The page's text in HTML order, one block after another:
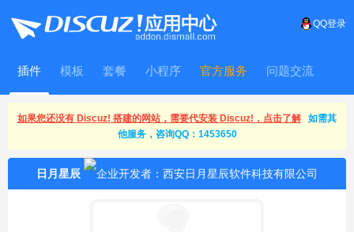
QQ登录
插件 模板 套餐 小程序 官方服务 问题交流
WitFrame
如果您还没有 Discuz! 搭建的网站，需要代安装 Discuz!，点击了解
如需其
他服务，咨询QQ：1453650
日月星辰